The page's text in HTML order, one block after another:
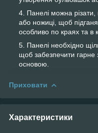
Панелі можна
або ножиці, щоб
особливо по краях та в
Панелі необхідно
щоб забезпечити гарне
основою.
Приховати
Характеристики